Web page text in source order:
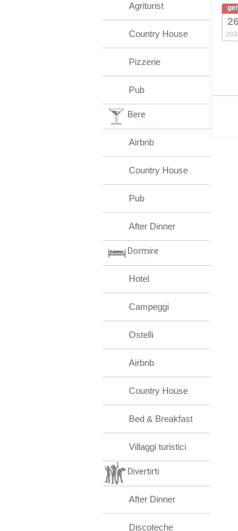
Agriturist
Country House
Pizzerie
Pub
Bere
Airbnb
Country House
Pub
After Dinner
Dormire
Hotel
Campeggi
Ostelli
Airbnb
Country House
Bed & Breakfast
Villaggi turistici
Divertirti
After Dinner
Discoteche